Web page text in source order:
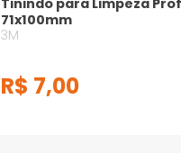
Tinindo para Limpeza
71x100mm
3M
R$ 7,00